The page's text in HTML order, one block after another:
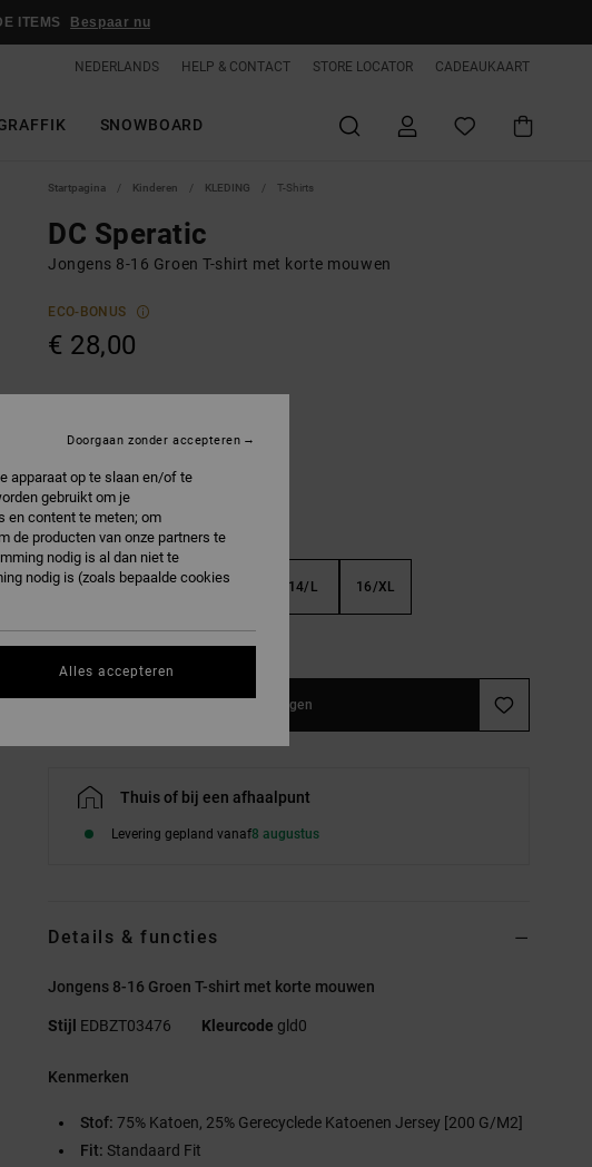
ITEMS Bespaar nu
NEDERLANDS HELP & CONTACT STORE LOCATOR CADEAUKAART
SNOWBOARD
Startpagina Kinderen KLEDING T-Shirts
DC Speratic
Jongens 8-16 Groen T-shirt met korte mouwen
ECO-BONUS
€ 28,00
8/XS 10/S 12/M 14/L 16/XL
In winkelwagen
Thuis of bij een afhaalpunt
Levering gepland vanaf8 augustus
Details & functies
Jongens 8-16 Groen T-shirt met korte mouwen
Stijl EDBZT03476 Kleurcode gld0
Kenmerken
Stof: 75% Katoen, 25% Gerecyclede Katoenen Jersey [200 G/M2]
Fit: Standaard Fit
apparaat op te slaan en/of te
gebruikt om je
en content te meten; om
de producten van onze partners te
nodig is al dan niet te
nodig is (zoals bepaalde cookies
Doorgaan zonder accepteren
Alles accepteren